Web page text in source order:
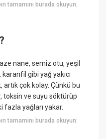
tamamını burada okuyun:
nane, semiz otu, yeşil
gibi yağ yakıcı
çok kolay. Çünkü bu
toksin ve suyu söktürüp
fazla yağları yakar.
tamamını burada okuyun: